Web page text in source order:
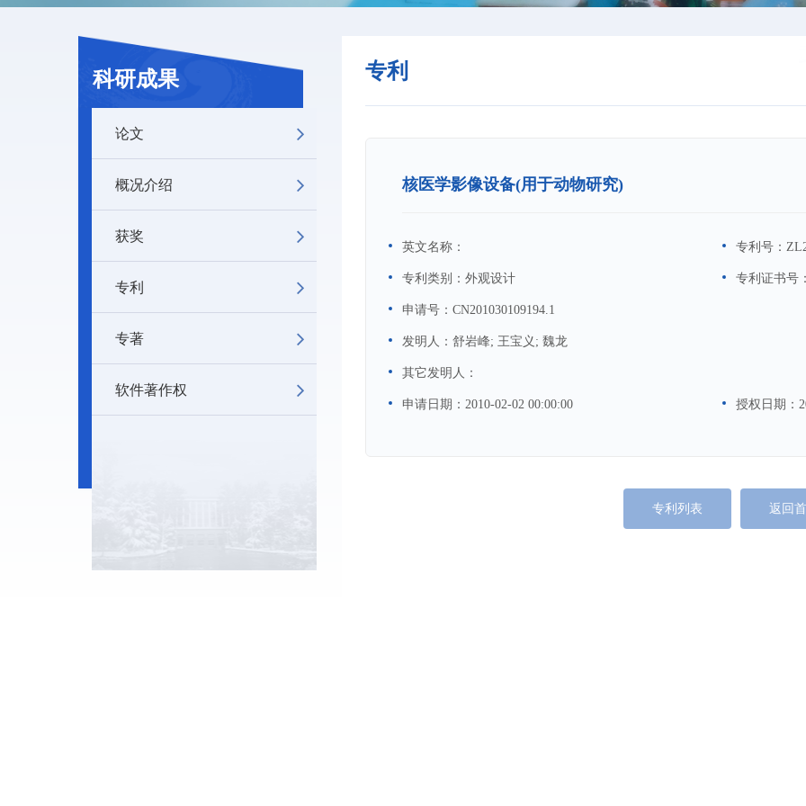
科研成果
论文
概况介绍
获奖
专利
专著
软件著作权
专利
核医学影像设备(用于动物研究)
英文名称： 专利号：
专利类别： 外观设计 专利证书号：
申请号： CN201030109194.1
发明人： 舒岩峰; 王宝义; 魏龙
其它发明人：
申请日期： 2010-02-02 00:00:00 授权日期：
专利列表 返回